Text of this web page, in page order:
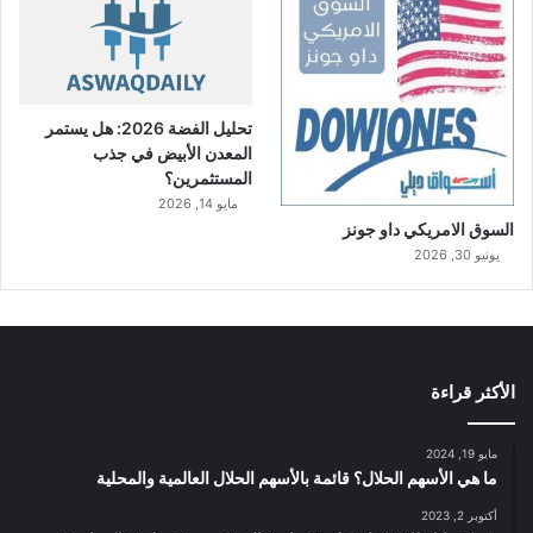
السوق الامريكي داو جونز
يونيو 30, 2026
تحليل الفضة 2026: هل يستمر
المعدن الأبيض في جذب
المستثمرين؟
مايو 14, 2026
الأكثر قراءة
مايو 19, 2024
ما هي الأسهم الحلال؟ قائمة بالأسهم الحلال العالمية والمحلية
أكتوبر 2, 2023